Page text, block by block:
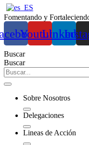
Fomentando y
YoutubeLinkedin
Buscar
Buscar
Sobre Nosotros
Delegaciones
Lineas de Acción